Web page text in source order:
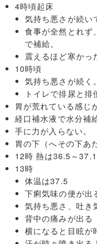
4時頃起床
気持ち悪さが続い
食事が全然とれず
で補給。
震えるほど寒かっ
10時頃
気持ち悪さが続く。
トイレで排尿と排
胃が荒れている感じ
経口補水液で水分補給
手に力が入らない。
胃の下（へその下あ
12時 熱は36.5～37.1
13時
体温は37.5
下痢気味の便が出
気持ち悪さ、吐き
背中の痛みが出る
横になると目眩が